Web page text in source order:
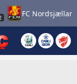
FC Nordsjælland